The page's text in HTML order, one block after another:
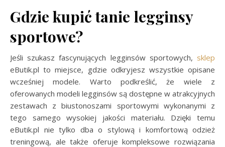
Gdzie kupić tanie legginsy
sportowe?
Jeśli szukasz fascynujących legginsów sportowych, sklep
eButik.pl to miejsce, gdzie odkryjesz wszystkie opisane
wcześniej modele. Warto podkreślić, że wiele z
oferowanych modeli legginsów są dostępne w atrakcyjnych
zestawach z biustonoszami sportowymi wykonanymi z
tego samego wysokiej jakości materiału. Dzięki temu
eButik.pl nie tylko dba o stylową i komfortową odzież
treningową, ale także oferuje kompleksowe rozwiązania